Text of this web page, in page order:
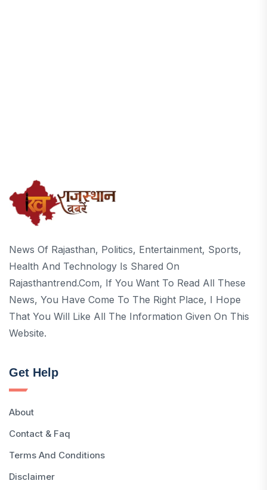
News Of Rajasthan, Politics, Entertainment, Sports,
Health And Technology Is Shared On
Rajasthantrend.com, If You Want To Read All These
News, You Have Come To The Right Place, I Hope
That You Will Like All The Information Given On This
Website.
Get Help
About
Contact & Faq
Terms And Conditions
Disclaimer